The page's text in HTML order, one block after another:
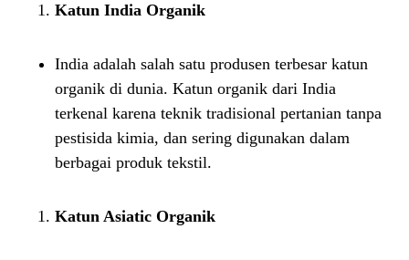
Katun India Organik
India adalah salah satu produsen terbesar katun
organik di dunia. Katun organik dari India
terkenal karena teknik tradisional pertanian tanpa
pestisida kimia, dan sering digunakan dalam
berbagai produk tekstil.
Katun Asiatic Organik